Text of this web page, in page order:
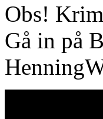
Obs!
Gå in på